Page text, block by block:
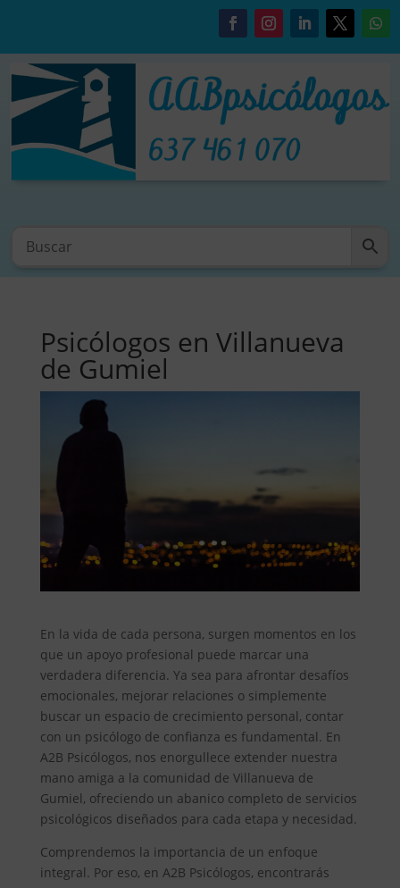
Psicólogos en Villanueva
de Gumiel
En la vida de cada persona, surgen momentos en los
que un apoyo profesional puede marcar una
verdadera diferencia. Ya sea para afrontar desafíos
emocionales, mejorar relaciones o simplemente
buscar un espacio de crecimiento personal, contar
con un psicólogo de confianza es fundamental. En
A2B Psicólogos, nos enorgullece extender nuestra
mano amiga a la comunidad de Villanueva de
Gumiel, ofreciendo un abanico completo de servicios
psicológicos diseñados para cada etapa y necesidad.
Comprendemos la importancia de un enfoque
integral. Por eso, en A2B Psicólogos, encontrarás